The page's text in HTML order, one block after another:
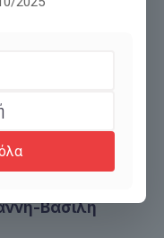
Βασίλη